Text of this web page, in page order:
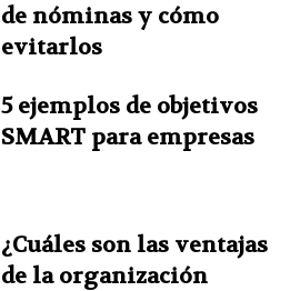
de nóminas y cómo
evitarlos
5 ejemplos de objetivos
SMART para empresas
¿Cuáles son las ventajas
de la organización